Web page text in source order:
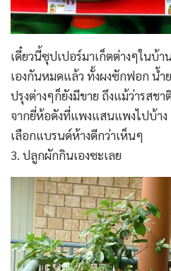
เดี๋ยวนี้ซุปเปอร์มาเก็ตต่างๆในบ้า
เองกันหมดแล้ว ทั้งผงซักฟอก น้ำ
ปรุงต่างๆก็ยังมีขาย ถึงแม้ว่ารสช
จากยี่ห้อดังที่แพงแสนแพงไปบ้า
เลือกแบรนด์ห้างดีกว่าเห็นๆ
3. ปลูกผักกินเองซะเลย